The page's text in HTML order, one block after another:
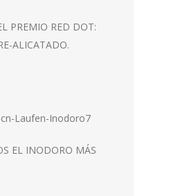
PREMIO RED DOT:
ALICATADO.
EL INODORO MÁS